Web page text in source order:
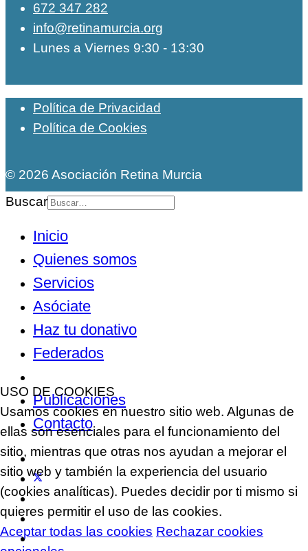
672 347 282
info@retinamurcia.org
Lunes a Viernes 9:30 - 13:30
Política de Privacidad
Política de Cookies
© 2026 Asociación Retina Murcia
Buscar
Inicio
Quienes somos
Servicios
Asóciate
Haz tu donativo
Federados
Publicaciones
Contacto
USO DE COOKIES
Usamos cookies en nuestro sitio web. Algunas de
ellas son esenciales para el funcionamiento del
sitio, mientras que otras nos ayudan a mejorar el
sitio web y también la experiencia del usuario
(cookies analíticas). Puedes decidir por ti mismo si
quieres permitir el uso de las cookies.
Aceptar todas las cookies Rechazar cookies